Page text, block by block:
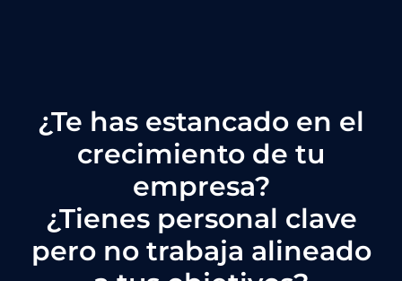
¿Te has estancado en el
crecimiento de tu
empresa?
¿Tienes personal clave
pero no trabaja alineado